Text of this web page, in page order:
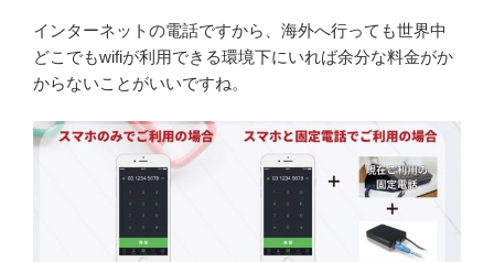
インターネットの電話ですから、海外へ行っても世界中
どこでもwifiが利用できる環境下にいれば余分な料金がか
からないことがいいですね。